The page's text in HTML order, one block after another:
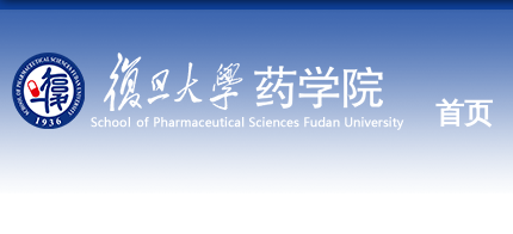
首页